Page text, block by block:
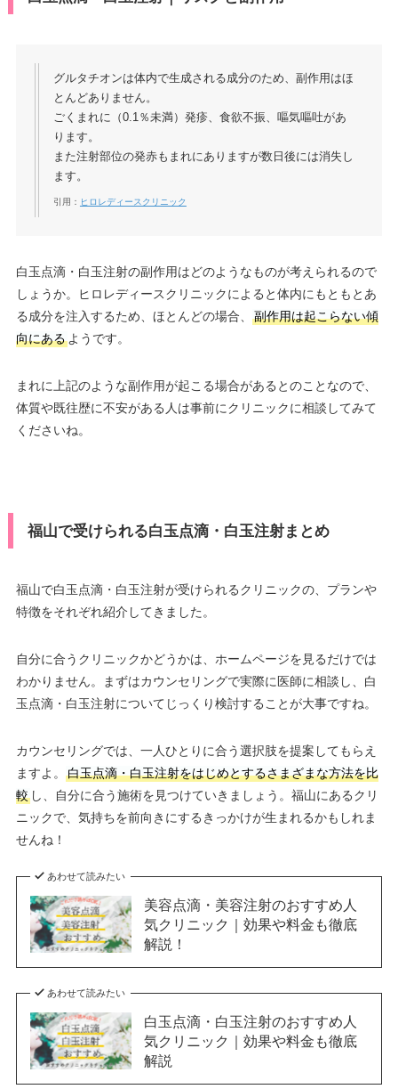
グルタチオンは体内で生成される成分のため、副作用はほ
とんどありません。
ごくまれに（0.1％未満）発疹、食欲不振、嘔気嘔吐があ
ります。
また注射部位の発赤もまれにありますが数日後には消失し
ます。
引用： ヒロレディースクリニック
白玉点滴・白玉注射の副作用はどのようなものが考えられるので
しょうか。ヒロレディースクリニックによると体内にもともとあ
る成分を注入するため、ほとんどの場合、
副作用は起こらない傾
向にあるようです。
まれに上記のような副作用が起こる場合があるとのことなので、
体質や既往歴に不安がある人は事前にクリニックに相談してみて
くださいね。
福山で受けられる白玉点滴・白玉注射まとめ
福山で白玉点滴・白玉注射が受けられるクリニックの、プランや
特徴をそれぞれ紹介してきました。
自分に合うクリニックかどうかは、ホームページを見るだけでは
わかりません。まずはカウンセリングで実際に医師に相談し、白
玉点滴・白玉注射についてじっくり検討することが大事ですね。
カウンセリングでは、一人ひとりに合う選択肢を提案してもらえ
ますよ。
白玉点滴・白玉注射をはじめとするさまざまな方法を比
較し、自分に合う施術を見つけていきましょう。福山にあるクリ
ニックで、気持ちを前向きにするきっかけが生まれるかもしれま
せんね！
あわせて読みたい
美容点滴・美容注射のおすすめ人
気クリニック｜効果や料金も徹底
解説！
あわせて読みたい
白玉点滴・白玉注射のおすすめ人
気クリニック｜効果や料金も徹底
解説